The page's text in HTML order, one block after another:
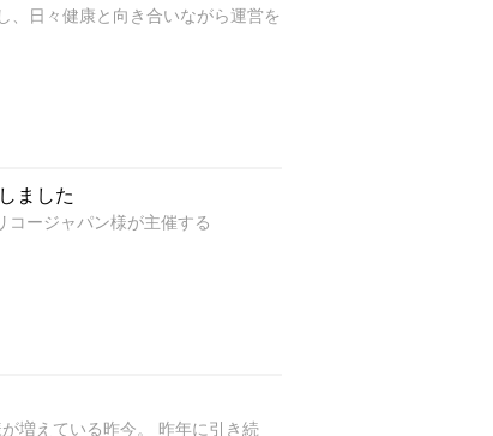
、日々健康と向き合いながら運営を
ました
ージャパン様が主催する
増えている昨今。 昨年に引き続